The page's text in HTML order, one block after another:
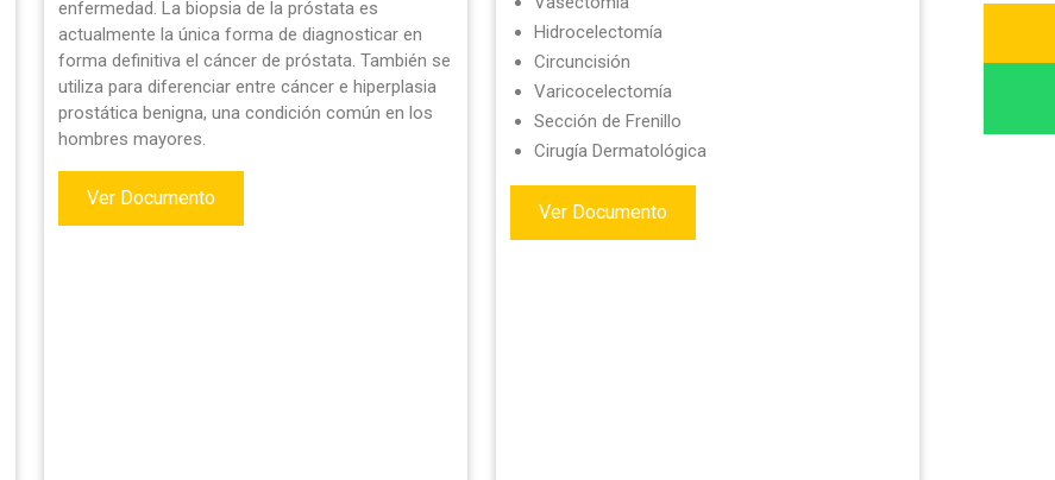
enfermedad. La biopsia de la próstata es
actualmente la única forma de diagnosticar en
forma definitiva el cáncer de próstata. También se
utiliza para diferenciar entre cáncer e hiperplasia
prostática benigna, una condición común en los
hombres mayores.
Ver Documento
Hidrocelectomía
Circuncisión
Varicocelectomía
Sección de Frenillo
Cirugía Dermatológica
Ver Documento